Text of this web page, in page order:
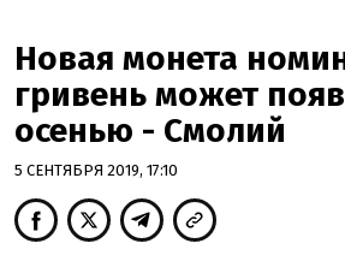
Новая монета
гривень может
осенью - Смолий
5 СЕНТЯБРЯ 2019, 17:10